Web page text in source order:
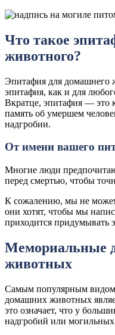
Что такое
животного?
Эпитафия для домашнего
эпитафия, как и для
Вкратце, эпитафия — это
память об умершем
надгробии.
От имени вашего
Многие люди
перед смертью, чтобы
К сожалению, мы не
они хотят, чтобы мы
приходится придумывать
Мемориальные
животных
Самым популярным видом
домашних животных
это означает, что у
надгробий или